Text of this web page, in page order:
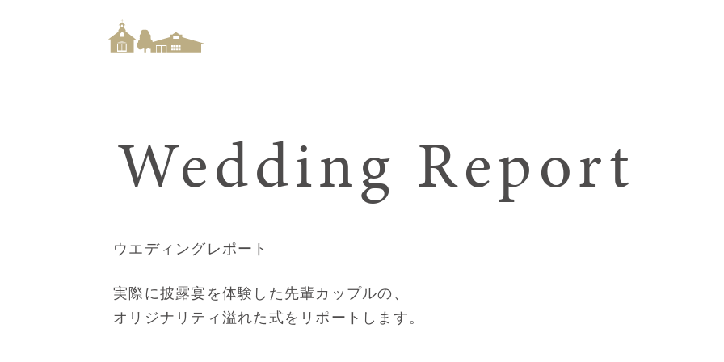
Wedding Report
ウエディングレポート
実際に披露宴を体験した先輩カップルの、
オリジナリティ溢れた式をリポートします。